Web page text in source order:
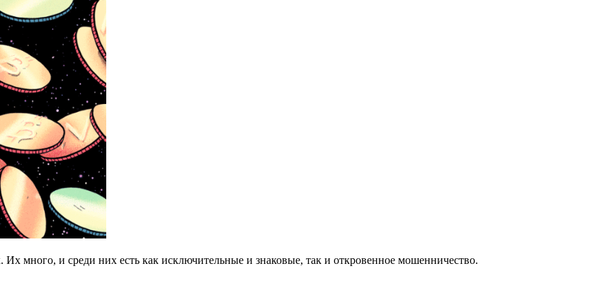
много, и среди них есть как исключительные и знаковые, так и откровенное мошенничество.